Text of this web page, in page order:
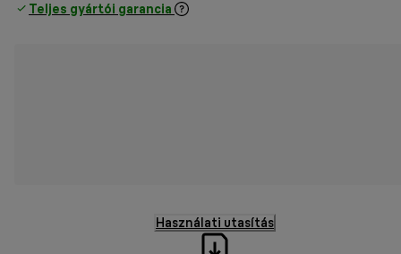
Teljes gyártói garancia
Használati utasítás